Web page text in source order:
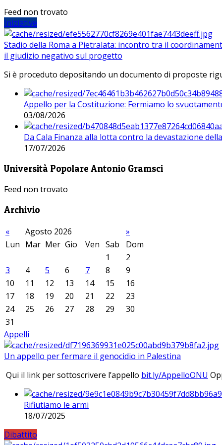
Feed non trovato
Iniziative
Stadio della Roma a Pietralata: incontro tra il
il giudizio negativo sul progetto
Si è proceduto depositando un documento di proposte
Appello per la Costituzione: Fermiamo lo
03/08/2026
Da Cala Finanza alla lotta contro la devastazione
17/07/2026
Università Popolare Antonio Gramsci
Feed non trovato
Archivio
« Agosto 2026
»
Lun Mar Mer Gio Ven Sab
Dom
1
2
3
4 5 6 7 8
9
10
11 12 13 14 15
16
17
18 19 20 21 22
23
24
25 26 27 28 29
30
31
Appelli
Un appello per fermare il genocidio in Palestina
Qui il link per sottoscrivere l’appello bit.ly/AppelloONU
Rifiutiamo le armi
18/07/2025
Dibattito